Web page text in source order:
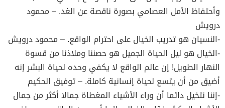
وأحتفاظ الأمل العصامي بصورة ناقصة عن الغد. – محمود
درويش
-النسيان هو تدريب الخيال على احترام الواقع. – محمود درويش
-الخيال هو ليل الحياة الجميل هو حصننا وملاذنا من قسوة
النهار الطويل! إن عالم الواقع لا يكفي وحده لحياة البشر إنه
أضيق من أن يتسع لحياة إنسانية كاملة. – توفيق الحكيم
-إننا نتخيل دائما أن وراء الأشياء المغطاة جمالا أكثر من جمال